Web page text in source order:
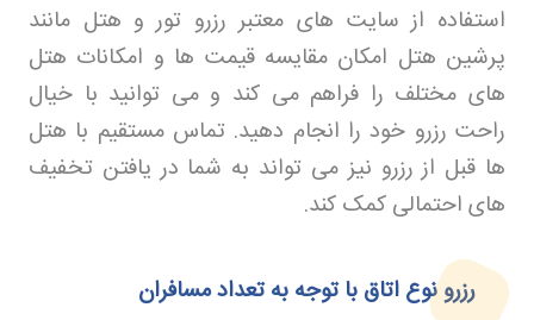
استفاده از سایت های معتبر رزرو تور و هتل مانند
پرشین هتل امکان مقایسه قیمت ها و امکانات هتل
های مختلف را فراهم می کند و می توانید با خیال
راحت رزرو خود را انجام دهید. تماس مستقیم با هتل
ها قبل از رزرو نیز می تواند به شما در یافتن تخفیف
های احتمالی کمک کند.
رزرو نوع اتاق با توجه به تعداد مسافران